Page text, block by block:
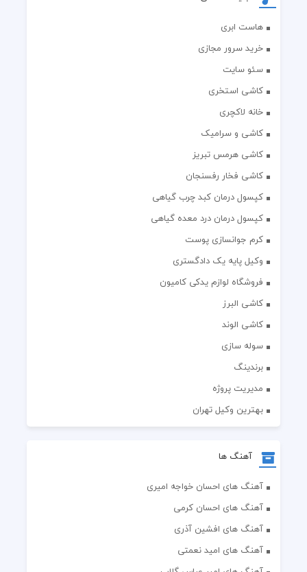
هاست ابری
خرید سرور مجازی
سئو سایت
کاشی استخری
خانه لاکچری
کاشی و سرامیک
کاشی هرمس تبریز
کاشی فخار رفسنجان
کپسول درمان کبد چرب گیاهی
کپسول درمان درد معده گیاهی
کرم جوانسازی پوست
وکیل پایه یک دادگستری
فروشگاه لوازم یدکی کامیون
کاشی البرز
کاشی الوند
سوله سازی
برندینگ
مدیریت پروژه
بهترین وکیل تهران
آهنگ ها
آهنگ های احسان خواجه امیری
آهنگ های احسان کرمی
آهنگ های افشین آذری
آهنگ های امید نعمتی